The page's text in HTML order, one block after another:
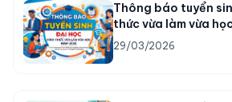
Thông báo tuyển
thức vừa làm vừa
29/03/2026